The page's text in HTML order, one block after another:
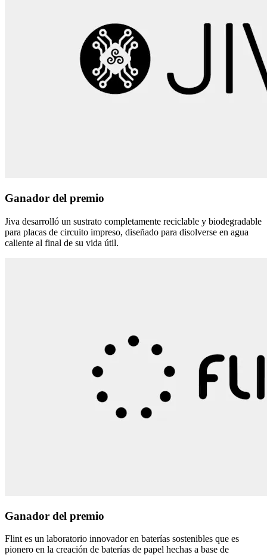
Ganador del premio
Jiva desarrolló un sustrato completamente reciclable y biodegradable
para placas de circuito impreso, diseñado para disolverse en agua
caliente al final de su vida útil.
Ganador del premio
Flint es un laboratorio innovador en baterías sostenibles que es
pionero en la creación de baterías de papel hechas a base de